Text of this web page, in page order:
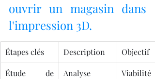
ouvrir un magasin dans
l'impression 3D.
Étapes clés Description Objectif
Étude de
Analyse
Viabilité